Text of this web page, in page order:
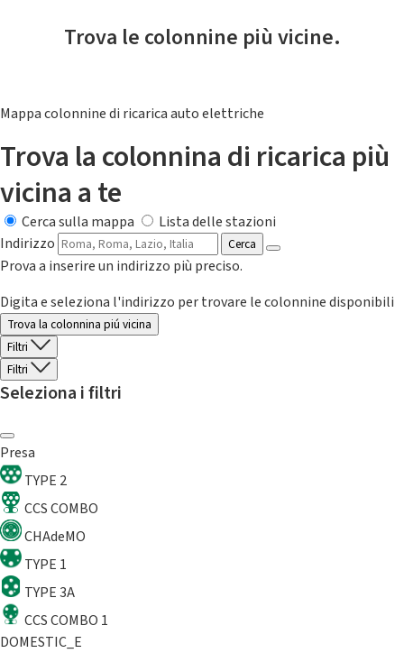
Trova le colonnine più vicine.
Mappa colonnine di ricarica auto elettriche
Trova la colonnina di ricarica più
vicina a te
Cerca sulla mappa
Lista delle stazioni
Indirizzo
Cerca
Prova a inserire un indirizzo più preciso.
Digita e seleziona l'indirizzo per trovare le colonnine disponibili
Trova la colonnina piú vicina
Filtri
Filtri
Seleziona i filtri
Presa
TYPE 2
CCS COMBO
CHAdeMO
TYPE 1
TYPE 3A
CCS COMBO 1
DOMESTIC_E